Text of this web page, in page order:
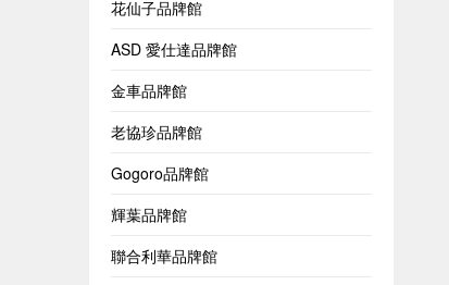
花仙子品牌館
ASD 愛仕達品牌館
金車品牌館
老協珍品牌館
Gogoro品牌館
輝葉品牌館
聯合利華品牌館